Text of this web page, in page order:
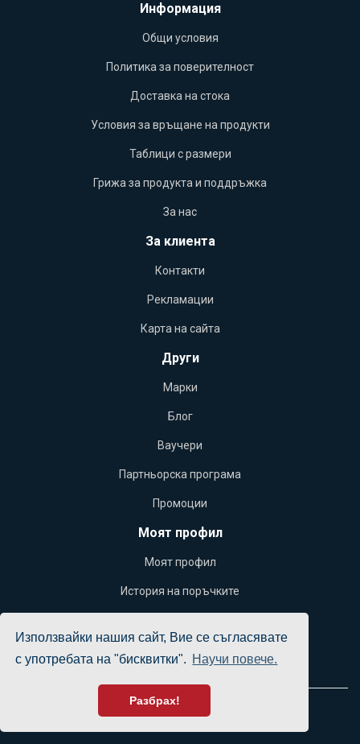
Използвайки нашия сайт, Вие се съгласявате
с употребата на "бисквитки". Научи повече.
Разбрах!
Информация
Общи условия
Политика за поверителност
Доставка на стока
Условия за връщане на продукти
Таблици с размери
Грижа за продукта и поддръжка
За нас
За клиента
Контакти
Рекламации
Карта на сайта
Други
Марки
Блог
Ваучери
Партньорска програма
Промоции
Моят профил
Моят профил
История на поръчките